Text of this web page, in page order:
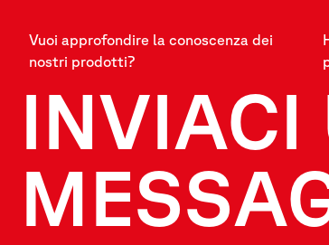
Vuoi approfondire la conoscenza dei
nostri prodotti?
INVIACI